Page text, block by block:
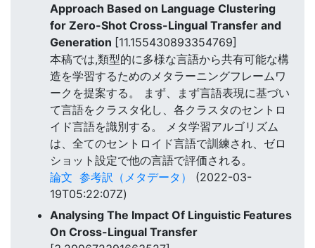
Approach Based on Language Clustering
for Zero-Shot Cross-Lingual Transfer and
Generation [11.155430893354769]
本稿では,類型的に多様な言語から共有可能な構
造を学習するためのメタラーニングフレームワ
ークを提案する。 まず、まず言語表現に基づい
て言語をクラスタ化し、各クラスタのセントロ
イド言語を識別する。 メタ学習アルゴリズム
は、全てのセントロイド言語で訓練され、ゼロ
ショット設定で他の言語で評価される。
論文 参考訳（メタデータ）
(2022-03-
19T05:22:07Z)
Analysing The Impact Of Linguistic Features
On Cross-Lingual Transfer